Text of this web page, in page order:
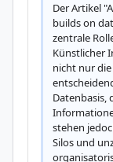
Der Artikel
builds on
zentrale
Künstlicher
nicht nur
Datenbasis,
stehen
Silos und